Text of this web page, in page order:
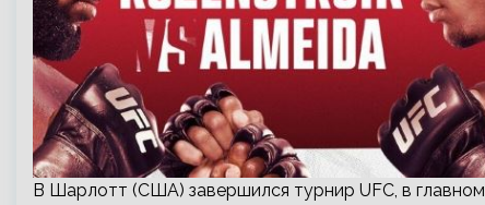
В Шарлотт (США) завершился турнир UFC, в главном